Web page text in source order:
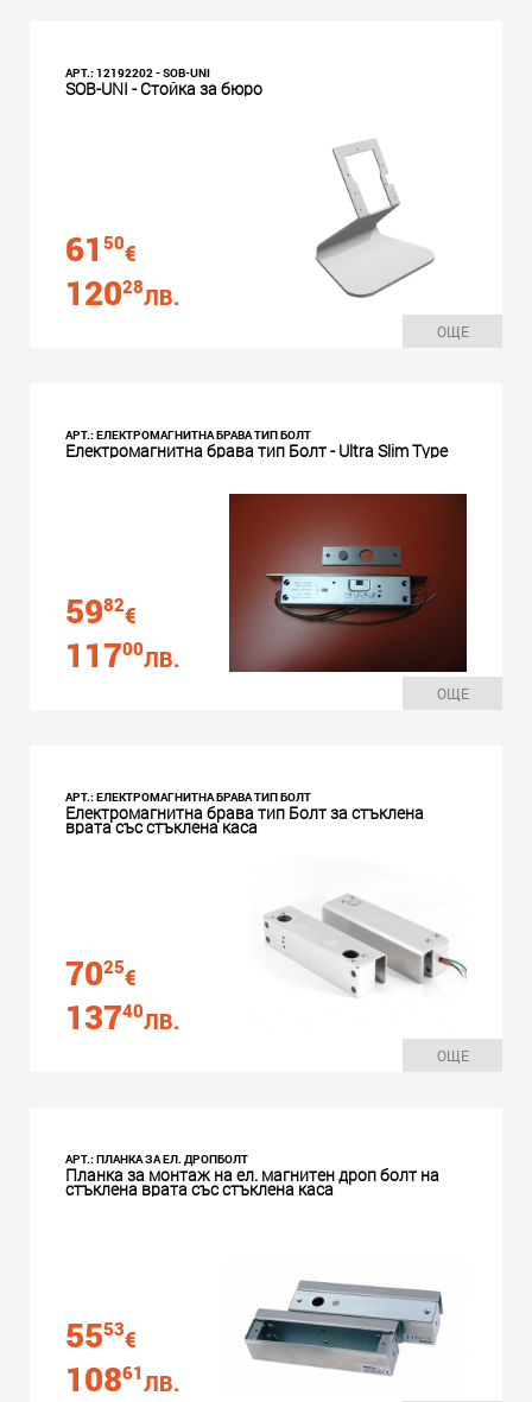
АРТ.: 12192202 - SOB-UNI
SOB-UNI - Стойка за бюро
61 50€
12028ЛВ.
ОЩЕ
АРТ.: ЕЛЕКТРОМАГНИТНА БРАВА ТИП БОЛТ
Електромагнитна брава тип Болт - Ultra Slim Type
5982€
11700ЛВ.
ОЩЕ
АРТ.: ЕЛЕКТРОМАГНИТНА БРАВА ТИП БОЛТ
Електромагнитна брава тип Болт за стъклена
врата със стъклена каса
7025€
13740ЛВ.
ОЩЕ
АРТ.: ПЛАНКА ЗА ЕЛ. ДРОПБОЛТ
Планка за монтаж на ел. магнитен дроп болт на
стъклена врата със стъклена каса
5553€
10861ЛВ.